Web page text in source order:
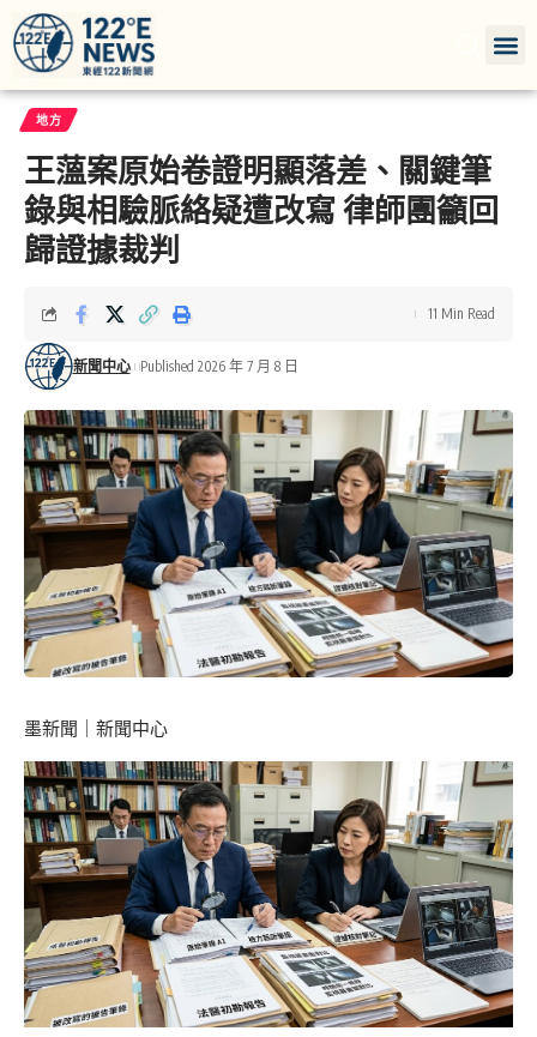
地方
王薀案原始卷證明顯落差、關鍵筆
錄與相驗脈絡疑遭改寫 律師團籲回
歸證據裁判
新聞中心 Published 2026 年 7 月 8 日
11 Min Read
墨新聞 ｜新聞中心